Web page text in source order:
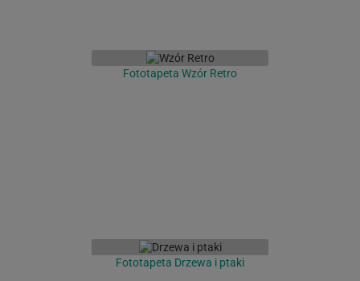
Fototapeta Wzór Retro
Fototapeta Drzewa i ptaki